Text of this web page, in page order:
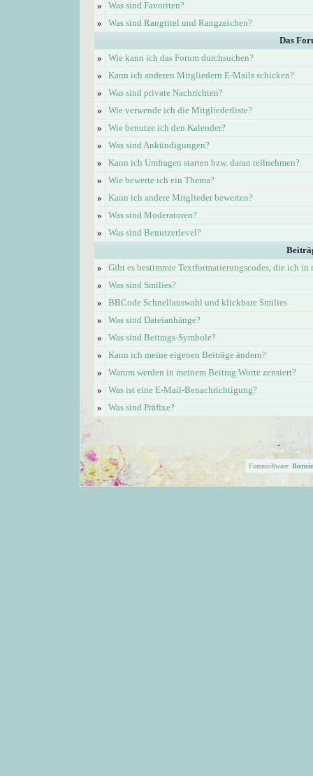
»
Was sind Favoriten?
»
Was sind Rangtitel und Rangzeichen?
Das
»
Wie kann ich das Forum durchsuchen?
»
Kann ich anderen Mitgliedern E-Mails schicken?
»
Was sind private Nachrichten?
»
Wie verwende ich die Mitgliederliste?
»
Wie benutze ich den Kalender?
»
Was sind Ankündigungen?
»
Kann ich Umfragen starten bzw. daran teilnehmen?
»
Wie bewerte ich ein Thema?
»
Kann ich andere Mitglieder bewerten?
»
Was sind Moderatoren?
»
Was sind Benutzerlevel?
»
Gibt es bestimmte Textformatierungscodes, die ich
»
Was sind Smilies?
»
BBCode Schnellauswahl und klickbare Smilies
»
Was sind Dateianhänge?
»
Was sind Beitrags-Symbole?
»
Kann ich meine eigenen Beiträge ändern?
»
Warum werden in meinem Beitrag Worte zensiert?
»
Was ist eine E-Mail-Benachrichtigung?
»
Was sind Präfixe?
Forensoftware: